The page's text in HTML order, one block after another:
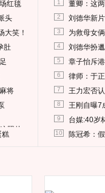
红毯
头
大笑！
肚
将
照片
糕
1 董卿：这
2 刘德华新
3 为救母女
4 刘德华扮
5 章子怡斥
6 律师：于
7 王力宏否
8 王刚自曝7
9 台媒:40岁
10 陈冠希：